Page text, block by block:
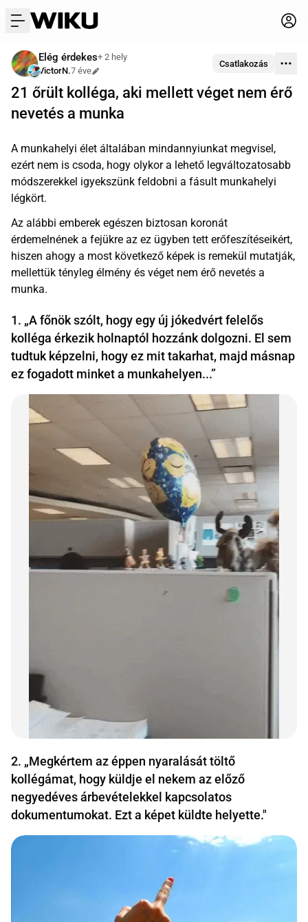
menu
Elég érdekes+ 2 hely
VictorN.7 éve
Szerkesztve
Csatlakozás
21 őrült kolléga, aki mellett véget nem érő
nevetés a munka
A munkahelyi élet általában mindannyiunkat megvisel,
ezért nem is csoda, hogy olykor a lehető legváltozatosabb
módszerekkel igyekszünk feldobni a fásult munkahelyi
légkört.
Az alábbi emberek egészen biztosan koronát
érdemelnének a fejükre az ez ügyben tett erőfeszítéseikért,
hiszen ahogy a most következő képek is remekül mutatják,
mellettük tényleg élmény és véget nem érő nevetés a
munka.
1. „A főnök szólt, hogy egy új jókedvért felelős
kolléga érkezik holnaptól hozzánk dolgozni. El sem
tudtuk képzelni, hogy ez mit takarhat, majd másnap
ez fogadott minket a munkahelyen...”
2. „Megkértem az éppen nyaralását töltő
kollégámat, hogy küldje el nekem az előző
negyedéves árbevételekkel kapcsolatos
dokumentumokat. Ezt a képet küldte helyette."